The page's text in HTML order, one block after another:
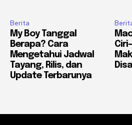
Berita
My Boy Tanggal
Berapa? Cara
Mengetahui Jadwal
Tayang, Rilis, dan
Update Terbarunya